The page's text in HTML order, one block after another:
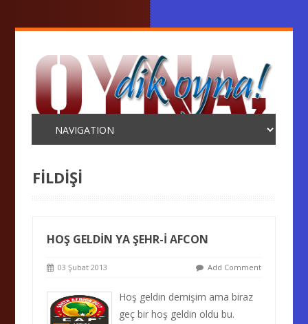
FILDIŞI
HOŞ GELDİN YA ŞEHR-İ AFCON
03 Şubat 2013 Add Comment
Hoş geldin demişim ama biraz
geç bir hoş geldin oldu bu.